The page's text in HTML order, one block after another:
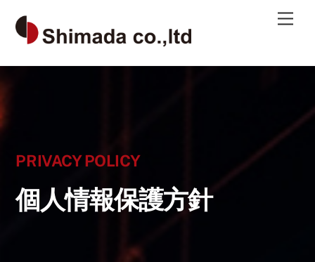
content
PRIVACY POLICY
個人情報保護方針